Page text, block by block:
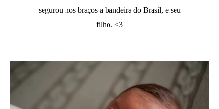
segurou nos braços a bandeira do Brasil, e seu
filho. <3